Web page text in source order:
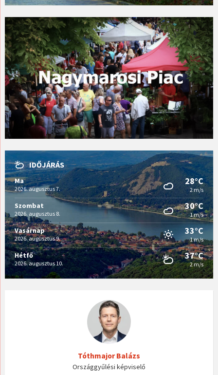
IDŐJÁRÁS
Ma
2026. augusztus 7.
28°C
2 m/s
Szombat
2026. augusztus 8.
30°C
1 m/s
Vasárnap
2026. augusztus 9.
33°C
1 m/s
Hétfő
2026. augusztus 10.
37°C
2 m/s
Tóthmajor Balázs
Országgyűlési képviselő